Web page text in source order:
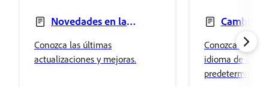
Novedades en la
Cloud
Conozca las últimas
actualizaciones y mejoras.
Cambiar
las
Cloud
Conozca cómo
idioma de
predeterminado